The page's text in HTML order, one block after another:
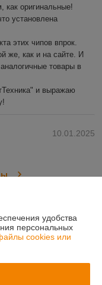
как оригинальные!
установлена
этих чипов впрок.
же, как и на сайте. И
товары в
и выражаю
10.01.2025
удобства
персональных
cookies или